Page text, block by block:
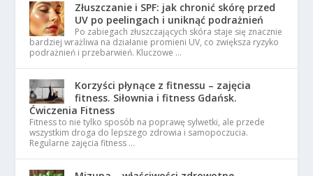
Złuszczanie i SPF: jak chronić skórę przed
UV po peelingach i uniknąć podrażnień
Po zabiegach złuszczających skóra staje się znacznie
bardziej wrażliwa na działanie promieni UV, co zwiększa ryzyko
podrażnień i przebarwień. Kluczowe …
Korzyści płynące z fitnessu – zajęcia
fitness. Siłownia i fitness Gdańsk.
Ćwiczenia Fitness
Fitness to nie tylko sposób na poprawę sylwetki, ale przede
wszystkim droga do lepszego zdrowia i samopoczucia.
Regularne zajęcia fitness …